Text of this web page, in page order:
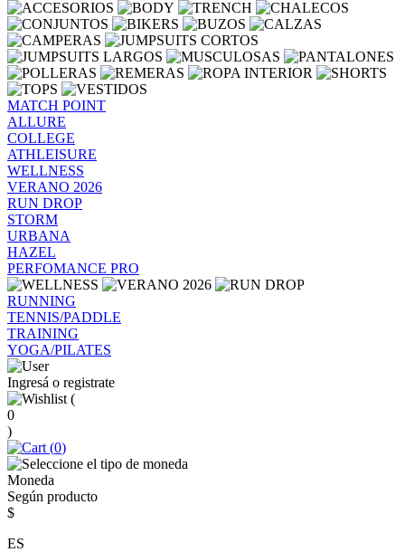
MATCH POINT
ALLURE
COLLEGE
ATHLEISURE
WELLNESS
VERANO 2026
RUN DROP
STORM
URBANA
HAZEL
PERFOMANCE PRO
RUNNING
TENNIS/PADDLE
TRAINING
YOGA/PILATES
Ingresá o registrate
(
0
)
(0)
Moneda
Según producto
$
ES